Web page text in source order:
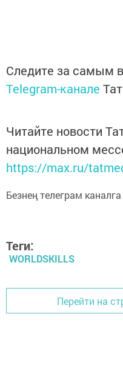
Следите за самым
Telegram-канале
Читайте новости
национальном
https://max.ru/
Безнең телеграм
Теги:
WORLDSKILLS
Перейти на